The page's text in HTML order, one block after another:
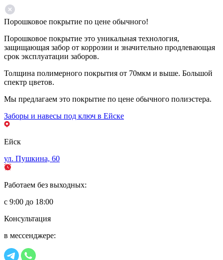
Порошковое покрытие по цене обычного!
Порошковое покрытие это уникальная технология,
защищающая забор от коррозии и значительно продлевающая
срок эксплуатации заборов.
Толщина полимерного покрытия от 70мкм и выше. Большой
спектр цветов.
Мы предлагаем это покрытие по цене обычного полиэстера.
Заборы и навесы под ключ в Ейске
Ейск
ул. Пушкина, 60
Работаем без выходных:
с 9:00 до 18:00
Консультация
в мессенджере: